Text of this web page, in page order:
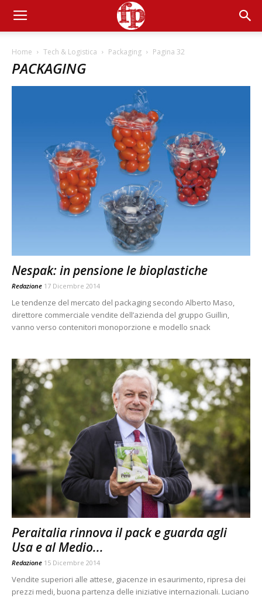
Home Tech & Logistica Packaging Pagina 32
PACKAGING
Nespak: in pensione le bioplastiche
Redazione 17 Dicembre 2014
Le tendenze del mercato del packaging secondo Alberto Maso,
direttore commerciale vendite dell’azienda del gruppo Guillin,
vanno verso contenitori monoporzione e modello snack
Peraitalia rinnova il pack e guarda agli
Usa e al Medio...
Redazione 15 Dicembre 2014
Vendite superiori alle attese, giacenze in esaurimento, ripresa dei
prezzi medi, buona partenza delle iniziative internazionali. Luciano